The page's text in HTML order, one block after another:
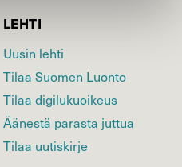
LEHTI
Uusin lehti
Tilaa Suomen Luonto
Tilaa digilukuoikeus
Äänestä parasta juttua
Tilaa uutiskirje